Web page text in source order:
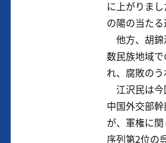
に上がりま
の陽の当たる
他方、胡錦
数民族地域
れ、腐敗のう
江沢民は今
中国外交部
が、軍権に
序列第2位の